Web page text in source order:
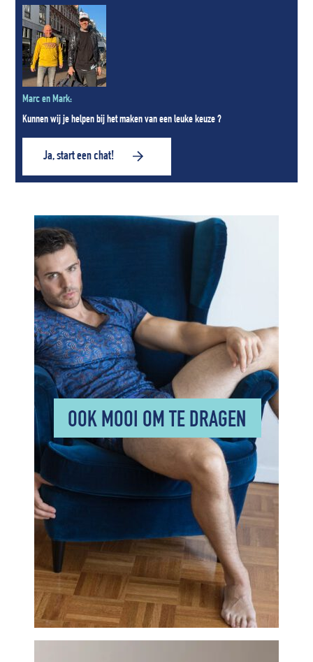
Marc en Mark:
Kunnen wij je helpen bij het maken van een leuke keuze ?
Ja, start een chat!
OOK MOOI OM TE DRAGEN